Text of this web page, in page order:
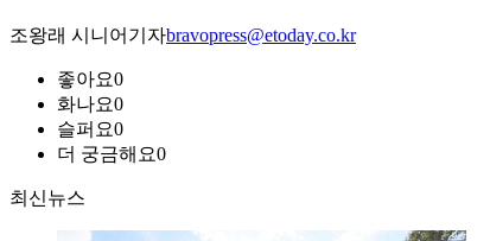
조왕래 시니어기자bravopress@etoday.co.kr
좋아요0
화나요0
슬퍼요0
더 궁금해요0
최신뉴스